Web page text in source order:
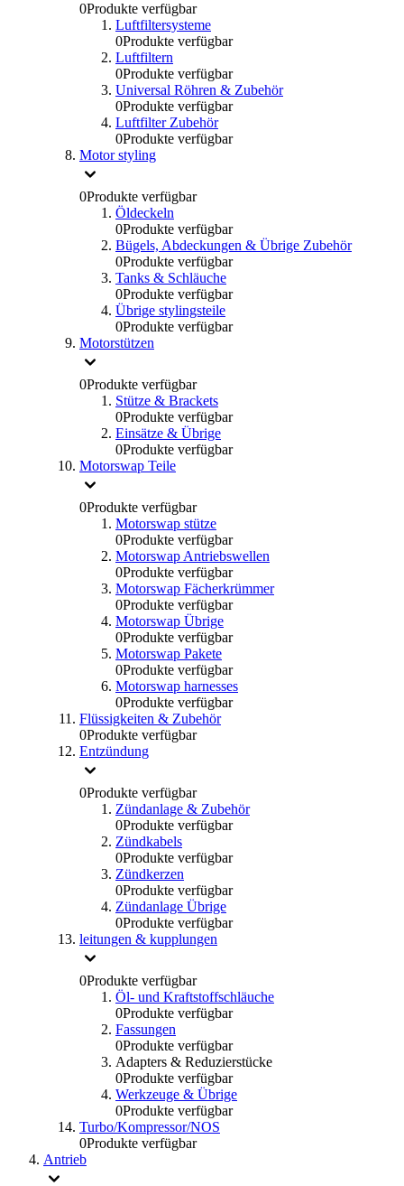
0Produkte verfügbar
Luftfiltersysteme
0Produkte verfügbar
Luftfiltern
0Produkte verfügbar
Universal Röhren & Zubehör
0Produkte verfügbar
Luftfilter Zubehör
0Produkte verfügbar
Motor styling
0Produkte verfügbar
Öldeckeln
0Produkte verfügbar
Bügels, Abdeckungen & Übrige Zubehör
0Produkte verfügbar
Tanks & Schläuche
0Produkte verfügbar
Übrige stylingsteile
0Produkte verfügbar
Motorstützen
0Produkte verfügbar
Stütze & Brackets
0Produkte verfügbar
Einsätze & Übrige
0Produkte verfügbar
Motorswap Teile
0Produkte verfügbar
Motorswap stütze
0Produkte verfügbar
Motorswap Antriebswellen
0Produkte verfügbar
Motorswap Fächerkrümmer
0Produkte verfügbar
Motorswap Übrige
0Produkte verfügbar
Motorswap Pakete
0Produkte verfügbar
Motorswap harnesses
0Produkte verfügbar
Flüssigkeiten & Zubehör
0Produkte verfügbar
Entzündung
0Produkte verfügbar
Zündanlage & Zubehör
0Produkte verfügbar
Zündkabels
0Produkte verfügbar
Zündkerzen
0Produkte verfügbar
Zündanlage Übrige
0Produkte verfügbar
leitungen & kupplungen
0Produkte verfügbar
Öl- und Kraftstoffschläuche
0Produkte verfügbar
Fassungen
0Produkte verfügbar
Adapters & Reduzierstücke
0Produkte verfügbar
Werkzeuge & Übrige
0Produkte verfügbar
Turbo/Kompressor/NOS
0Produkte verfügbar
Antrieb